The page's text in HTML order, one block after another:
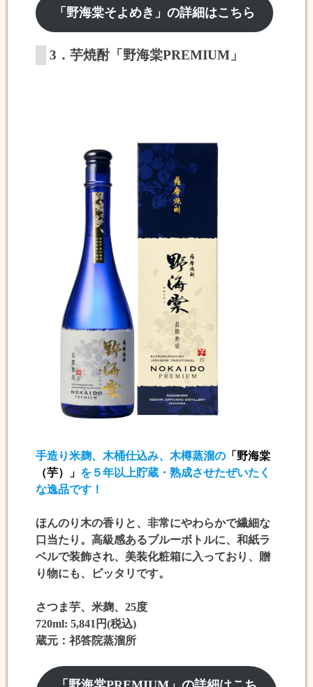
「野海棠そよめき」の詳細はこちら
3．芋焼酎「野海棠PREMIUM」
手造り米麹、木桶仕込み、木樽蒸溜の 「野海棠
（芋）」 を ５年以上貯蔵・熟成させたぜいたく
な逸品です！
ほんのり木の香りと、非常にやわらかで繊細な
口当たり。高級感あるブルーボトルに、和紙ラ
ベルで装飾され、美装化粧箱に入っており、贈
り物にも、ピッタリです。
さつま芋、米麹、25度
720ml: 5,841円(税込)
蔵元：祁答院蒸溜所